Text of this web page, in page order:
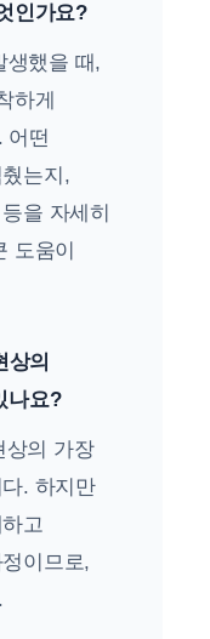
인가요?
생했을 때,
하게
어떤
는지,
을 자세히
도움이
상의
나요?
상의 가장
. 하지만
고
이므로,